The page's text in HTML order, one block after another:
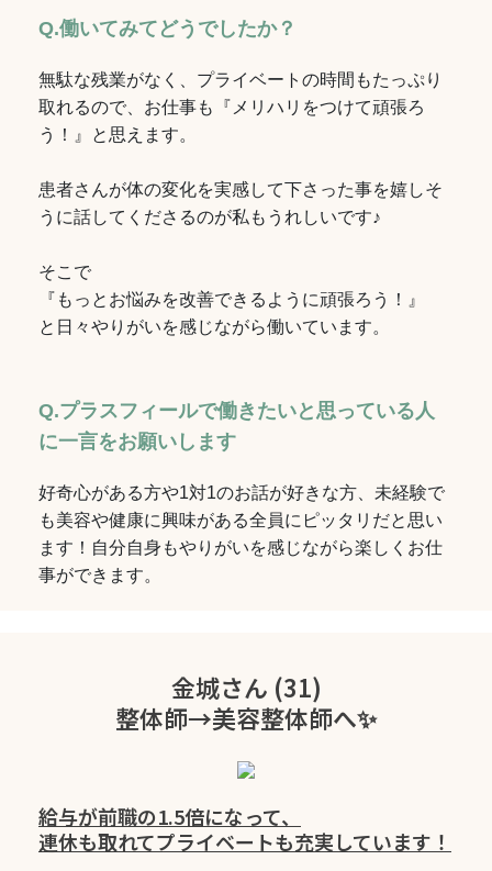
Q.働いてみてどうでしたか？
無駄な残業がなく、プライベートの時間もたっぷり
取れるので、お仕事も『メリハリをつけて頑張ろ
う！』と思えます。
患者さんが体の変化を実感して下さった事を嬉しそ
うに話してくださるのが私もうれしいです♪
そこで
『もっとお悩みを改善できるように頑張ろう！』
と日々やりがいを感じながら働いています。
Q.プラスフィールで働きたいと思っている人
に一言をお願いします
好奇心がある方や1対1のお話が好きな方、未経験で
も美容や健康に興味がある全員にピッタリだと思い
ます！自分自身もやりがいを感じながら楽しくお仕
事ができます。
金城さん (31)
整体師→美容整体師へ✨
給与が前職の1.5倍になって、
連休も取れてプライベートも充実しています！